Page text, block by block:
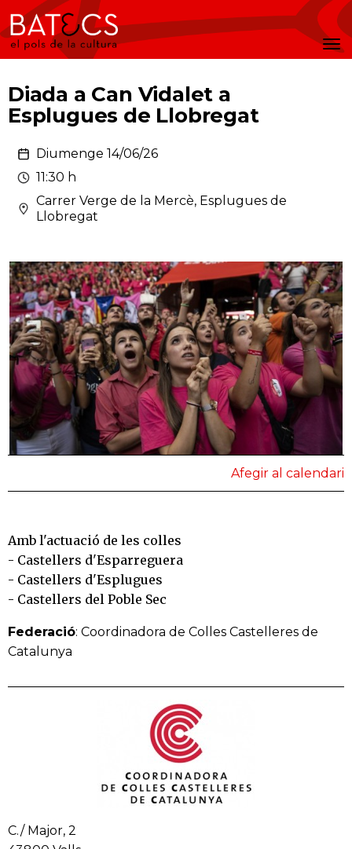
Batecs
Afegir al calendari
Diada a Can Vidalet a
Esplugues de Llobregat
Diumenge 14/06/26
11:30 h
Carrer Verge de la Mercè, Esplugues de
Llobregat
Amb l'actuació de les colles
- Castellers d'Esparreguera
- Castellers d'Esplugues
- Castellers del Poble Sec
Federació: Coordinadora de Colles Castelleres de
Catalunya
C./ Major, 2